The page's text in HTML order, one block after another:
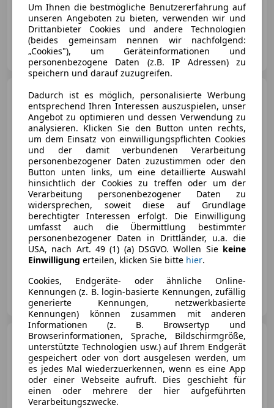
105 kW (143 PS)
Autohaus Damisch GmbH
AT-8046 Graz
Jaecoo J77 PHEV Aut.
Premium Line
€ 35 290
12/2025 9 940 km
Elektro/Benzin
105 kW (143 PS)
Jagersberger Automobil GmbH
AT-8041 Graz
Jaecoo J7JAECOO 7 Premium
AWD
Um Ihnen die bestmögliche Benutzererfahrung auf
unseren Angeboten zu bieten, verwenden wir und
Drittanbieter Cookies und andere Technologien
(beides gemeinsam nennen wir nachfolgend:
„Cookies"), um Geräteinformationen und
personenbezogene Daten (z.B. IP Adressen) zu
speichern und darauf zuzugreifen.
Dadurch ist es möglich, personalisierte Werbung
entsprechend Ihren Interessen auszuspielen, unser
Angebot zu optimieren und dessen Verwendung zu
analysieren. Klicken Sie den Button unten rechts,
um dem Einsatz von einwilligungspflichten Cookies
und der damit verbundenen Verarbeitung
personenbezogener Daten zuzustimmen oder den
Button unten links, um eine detaillierte Auswahl
hinsichtlich der Cookies zu treffen oder um der
Verarbeitung personenbezogener Daten zu
widersprechen, soweit diese auf Grundlage
berechtigter Interessen erfolgt. Die Einwilligung
umfasst auch die Übermittlung bestimmter
personenbezogener Daten in Drittländer, u.a. die
USA, nach Art. 49 (1) (a) DSGVO. Wollen Sie keine
Einwilligung erteilen, klicken Sie bitte hier.
Cookies, Endgeräte- oder ähnliche Online-
Kennungen (z. B. login-basierte Kennungen, zufällig
generierte Kennungen, netzwerkbasierte
Kennungen) können zusammen mit anderen
Informationen (z. B. Browsertyp und
Browserinformationen, Sprache, Bildschirmgröße,
unterstützte Technologien usw.) auf Ihrem Endgerät
gespeichert oder von dort ausgelesen werden, um
es jedes Mal wiederzuerkennen, wenn es eine App
oder einer Webseite aufruft. Dies geschieht für
einen oder mehrere der hier aufgeführten
Verarbeitungszwecke.